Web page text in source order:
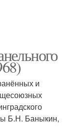
и
Б.Н. Баныкин,